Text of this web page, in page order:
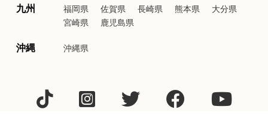
九州 福岡県 佐賀県 長崎県 熊本県
大分県
宮崎県
鹿児島県
沖縄 沖縄県